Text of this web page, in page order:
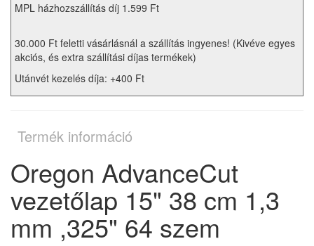
MPL házhozszállítás díj 1.599 Ft
30.000 Ft feletti vásárlásnál a szállítás ingyenes! (Kivéve egyes
akciós, és extra szállítási díjas termékek)
Utánvét kezelés díja: +400 Ft
Termék információ
Oregon AdvanceCut
vezetőlap 15" 38 cm 1,3
mm ,325" 64 szem